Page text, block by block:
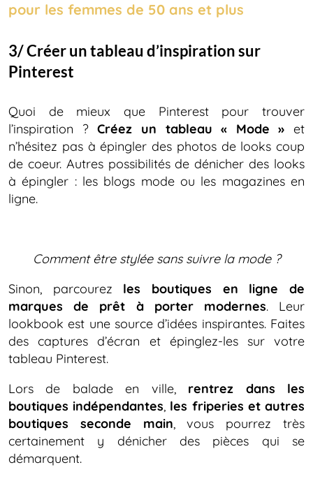
pour les femmes de 50 ans et plus
3/ Créer un tableau d’inspiration sur
Pinterest
Quoi de mieux que Pinterest pour trouver
l’inspiration ?Créez un tableau « Mode » et
n’hésitez pas à épingler des photos de looks coup
de coeur. Autres possibilités de dénicher des looks
à épingler : les blogs mode ou les magazines en
ligne.
Comment être stylée sans suivre la mode ?
Sinon, parcourez les boutiques en ligne de
marques de prêt à porter modernes. Leur
lookbook est une source d’idées inspirantes. Faites
des captures d’écran et épinglez-les sur votre
tableau Pinterest.
Lors de balade en ville, rentrez dans les
boutiques indépendantes, les friperies et autres
boutiques seconde main, vous pourrez très
certainement y dénicher des pièces qui se
démarquent.